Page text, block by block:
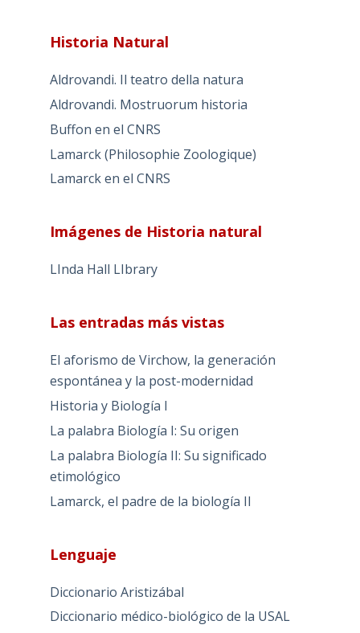
Historia Natural
Aldrovandi. Il teatro della natura
Aldrovandi. Mostruorum historia
Buffon en el CNRS
Lamarck (Philosophie Zoologique)
Lamarck en el CNRS
Imágenes de Historia natural
LInda Hall LIbrary
Las entradas más vistas
El aforismo de Virchow, la generación
espontánea y la post-modernidad
Historia y Biología I
La palabra Biología I: Su origen
La palabra Biología II: Su significado
etimológico
Lamarck, el padre de la biología II
Lenguaje
Diccionario Aristizábal
Diccionario médico-biológico de la USAL